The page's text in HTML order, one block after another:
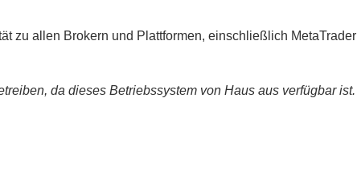
zu allen Brokern und Plattformen, einschließlich MetaTrader
da dieses Betriebssystem von Haus aus verfügbar ist.